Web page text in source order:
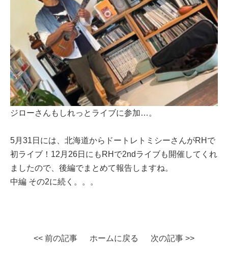
ジローさんもしれっとライブに参加…。
5月31日には、北海道からドートレトミシーさんがRHで
初ライブ！12月26日にもRHで2ndライブも開催してくれ
ましたので、後編でまとめて報告しますね。
中編 その2に続く。。。
<< 前の記事 ホームに戻る 次の記事 >>